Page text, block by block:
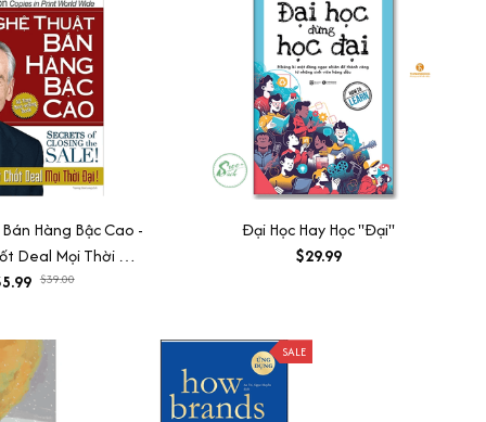
Hàng Bậc Cao -
Deal Mọi Thời Đại
Lớn)
$39.00
Đại Học Hay Học "Đại"
$29.99
SALE